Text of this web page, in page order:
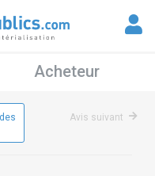
Acheteur
Avis suivant